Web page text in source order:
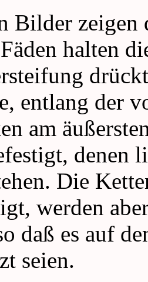
Bilder
halten
entlang der
am
denen
Die
werden
daß es auf
seien.